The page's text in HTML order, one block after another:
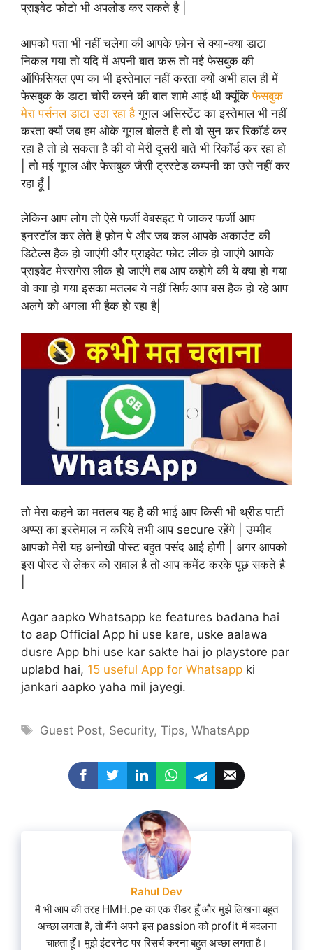
प्राइवेट फोटो भी अपलोड कर सकते है |
आपको पता भी नहीं चलेगा की आपके फ़ोन से क्या-क्या डाटा
निकल गया तो यदि में अपनी बात करू तो मई फेसबुक की
ऑफिसियल एप्प का भी इस्तेमाल नहीं करता क्यों अभी हाल ही में
फेसबुक के डाटा चोरी करने की बात शामे आई थी क्यूंकिफेसबुक
मेरा पर्सनल डाटा उठा रहा हैगूगल असिस्टेंट का इस्तेमाल भी नहीं
करता क्यों जब हम ओके गूगल बोलते है तो वो सुन कर रिकॉर्ड कर
रहा है तो हो सकता है की वो मेरी दूसरी बाते भी रिकॉर्ड कर रहा हो
| तो मई गूगल और फेसबुक जैसी ट्रस्टेड कम्पनी का उसे नहीं कर
रहा हूँ |
लेकिन आप लोग तो ऐसे फर्जी वेबसइट पे जाकर फर्जी आप
इनस्टॉल कर लेते है फ़ोन पे और जब कल आपके अकाउंट की
डिटेल्स हैक हो जाएंगी और प्राइवेट फोट लीक हो जाएंगे आपके
प्राइवेट मेस्सगेस लीक हो जाएंगे तब आप कहोगे की ये क्या हो गया
वो क्या हो गया इसका मतलब ये नहीं सिर्फ आप बस हैक हो रहे आप
अलगे को अगला भी हैक हो रहा है|
तो मेरा कहने का मतलब यह है की भाई आप किसी भी थ्रीड पार्टी
अप्प्स का इस्तेमाल न करिये तभी आप secure रहेंगे | उम्मीद
आपको मेरी यह अनोखी पोस्ट बहुत पसंद आई होगी | अगर आपको
इस पोस्ट से लेकर को सवाल है तो आप कमेंट करके पूछ सकते है
Agar aapko Whatsapp ke features badana hai
to aap Official App hi use kare, uske aalawa
dusre App bhi use kar sakte hai jo playstore par
uplabd hai, 15 useful App for Whatsapp ki
jankari aapko yaha mil jayegi.
Tags
Guest Post, Security,Tips,WhatsApp
Rahul Dev
मै भी आप की तरह HMH.pe का एक रीडर हूँ और मुझे लिखना बहुत
अच्छा लगता है, तो मैंने अपने इस passion को profit में बदलना
चाहता हूँ। मुझे इंटरनेट पर रिसर्च करना बहुत अच्छा लगता है।